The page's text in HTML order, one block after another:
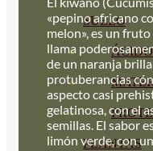
SUELO
PLANTAS
«pepino africano
melon», es un
llama
de un naranja
protuberancias
aspecto casi
gelatinosa, con el
semillas. El sabor
limón verde, con